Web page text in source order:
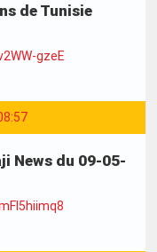
de Tunisie
gzeE
News du 09-05-